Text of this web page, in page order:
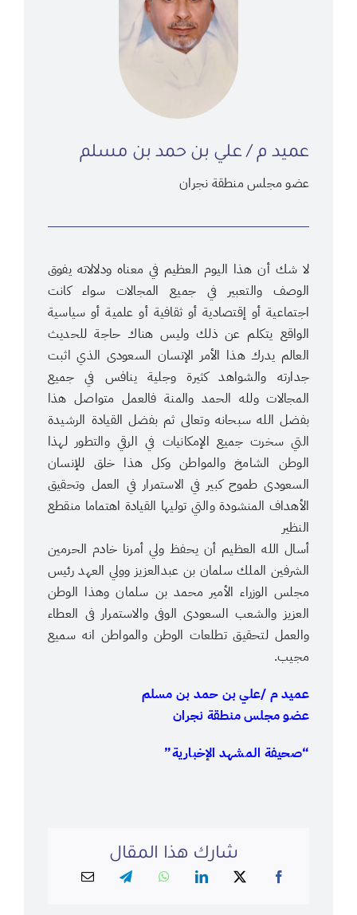
عميد م / علي بن حمد بن مسلم
عضو مجلس منطقة نجران
لا شك أن هذا اليوم العظيم في معناه ودلالاته يفوق
الوصف والتعبير في جميع المجالات سواء كانت
اجتماعية أو إقتصادية أو ثقافية أو علمية أو سياسية
الواقع يتكلم عن ذلك وليس هناك حاجة للحديث
العالم يدرك هذا الأمر الإنسان السعودى الذي اثبت
جدارته والشواهد كثيرة وجلية ينافس في جميع
المجالات ولله الحمد والمنة فالعمل متواصل هذا
بفضل الله سبحانه وتعالى ثم بفضل القيادة الرشيدة
التي سخرت جميع الإمكانيات في الرقي والتطور لهذا
الوطن الشامخ والمواطن وكل هذا خلق للإنسان
السعودى طموح كبير في الاستمرار في العمل وتحقيق
الأهداف المنشودة والتي توليها القيادة اهتماما منقطع
النظير
أسال الله العظيم أن يحفظ ولي أمرنا خادم الحرمين
الشرفين الملك سلمان بن عبدالعزيز وولي العهد رئيس
مجلس الوزراء الأمير محمد بن سلمان وهذا الوطن
العزيز والشعب السعودى الوفى والاستمرار فى العطاء
والعمل لتحقيق تطلعات الوطن والمواطن انه سميع
مجيب.
عميد م /علي بن حمد بن مسلم
عضو مجلس منطقة نجران
“صحيفة المشهد الإخبارية”
شارك هذا المقال